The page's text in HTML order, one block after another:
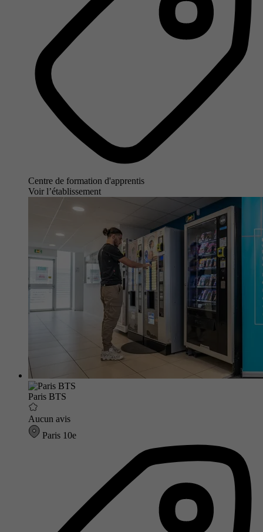
Centre de formation d'apprentis
Voir l’établissement
Paris BTS
Aucun avis
Paris 10e